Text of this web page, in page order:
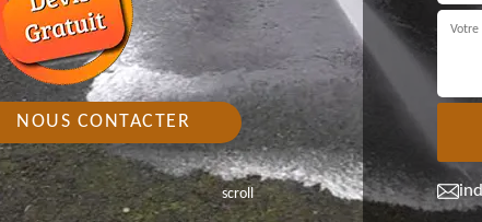
scroll
NOUS CONTACTER